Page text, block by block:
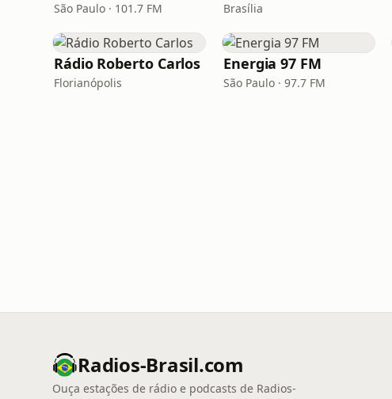
São Paulo · 101.7 FM Brasília
Rádio Roberto Carlos
Florianópolis
Energia 97 FM
São Paulo · 97.7 FM
Radios-Brasil.com
Ouça estações de rádio e podcasts de Radios-